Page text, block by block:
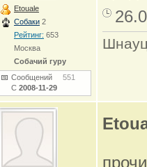
Etouale
Собаки 2
Рейтинг: 653
Москва
Собачий гуру
Сообщений 551
С 2008-11-29